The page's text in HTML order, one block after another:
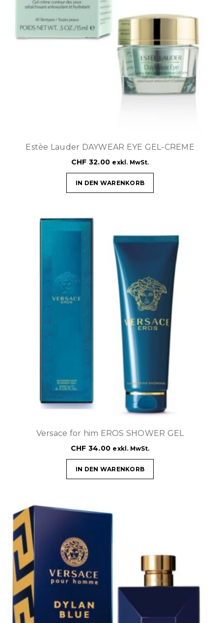
Estèe Lauder DAYWEAR EYE GEL-CREME
CHF 32.00 exkl. MwSt.
IN DEN WARENKORB
Versace for him EROS SHOWER GEL
CHF 34.00 exkl. MwSt.
IN DEN WARENKORB